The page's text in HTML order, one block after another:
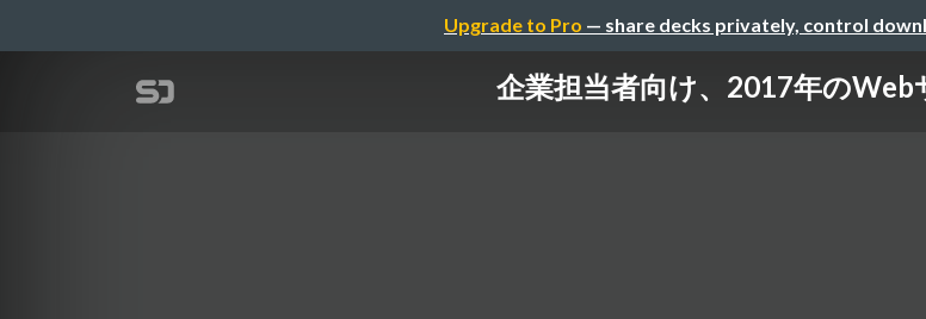
Upgrade to Pro — share decks privately, control
企業担当者向け、2017年のWeb